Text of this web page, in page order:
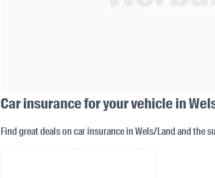
Car insurance for your vehicle in
Find great deals on car insurance in Wels/Land and the